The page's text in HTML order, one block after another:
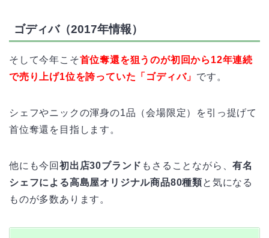
ゴディバ（2017年情報）
そして今年こそ首位奪還を狙うのが初回から12年連続
で売り上げ1位を誇っていた「ゴディバ」 です。
シェフやニックの渾身の1品（会場限定）を引っ提げて
首位奪還を目指します。
他にも今回 初出店30ブランド もさることながら、有名
シェフによる高島屋オリジナル商品80種類と気になる
ものが多数あります。